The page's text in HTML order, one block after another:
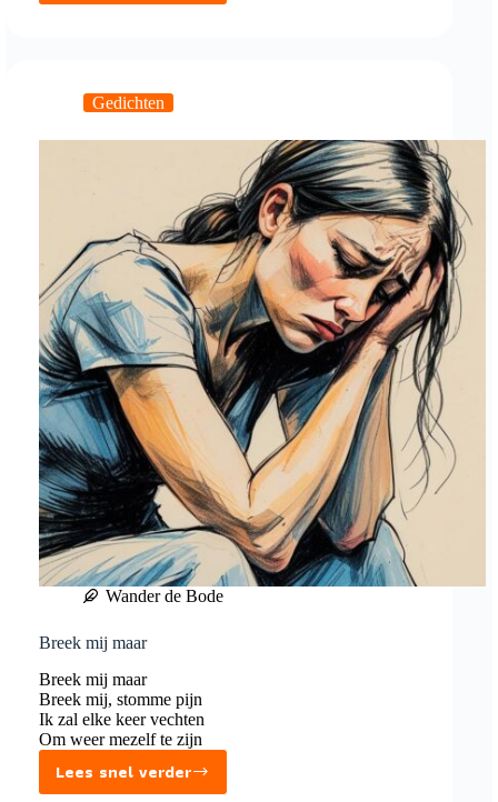
Gedichten
Wander de Bode
Breek mij maar
Breek mij maar
Breek mij, stomme pijn
Ik zal elke keer vechten
Om weer mezelf te zijn
Lees snel verder
Breek